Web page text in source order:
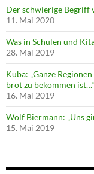
Der schwierige Begriff
11. Mai 2020
Was in Schulen und
28. Mai 2019
Kuba: „Ganze
brot zu bekommen ist…“
16. Mai 2019
Wolf Biermann: „Uns
15. Mai 2019